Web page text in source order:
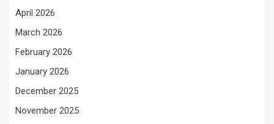
April 2026
March 2026
February 2026
January 2026
December 2025
November 2025